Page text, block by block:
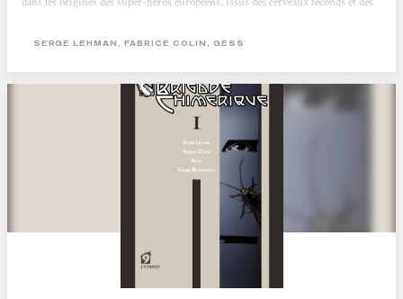
initiateur du projet, décrit avec passion et détails cette histoire au long cours
passé par la case "jeux de rôles", lui prête main-forte. GESS, dessinateur...
SERGE LEHMAN, FABRICE COLIN, GESS